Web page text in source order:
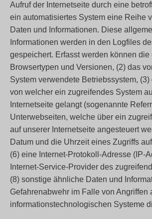
Aufruf der Internetseite durch eine
ein automatisiertes System eine Reihe
Daten und Informationen. Diese
Informationen werden in den Logfiles
gespeichert. Erfasst werden können die
Browsertypen und Versionen, (2) das
System verwendete Betriebssystem, (3)
von welcher ein zugreifendes System
Internetseite gelangt (sogenannte
Unterwebseiten, welche über ein
auf unserer Internetseite angesteuert
Datum und die Uhrzeit eines Zugriffs
(6) eine Internet-Protokoll-Adresse (IP-
Internet-Service-Provider des
(8) sonstige ähnliche Daten und
Gefahrenabwehr im Falle von Angriffen
informationstechnologischen Systeme